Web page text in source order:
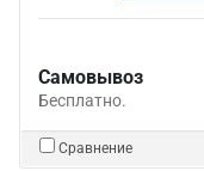
Самовывоз
Бесплатно.
Сравнение